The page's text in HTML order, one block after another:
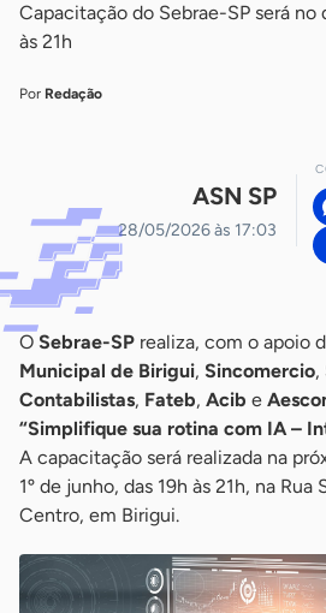
Capacitação do Sebrae-SP será no
às 21h
Por Redação
ASN SP
28/05/2026 às 17:03
O Sebrae-SP realiza, com o apoio
Municipal de Birigui, Sincomercio,
Contabilistas, Fateb, Acib e
“Simplifique sua rotina com IA –
A capacitação será realizada na
1º de junho, das 19h às 21h, na
Centro, em Birigui.